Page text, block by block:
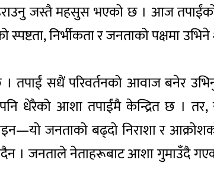
जस्तै महसुस भएको छ । आज
निर्भीकता र जनताको पक्षमा
। तपाईं सधैं परिवर्तनको आवाज बनेर
धेरैको आशा तपाईंमै केन्द्रित छ ।
जनताको बढ्दो निराशा र
। जनताले नेताहरूबाट आशा गुमाउँदै